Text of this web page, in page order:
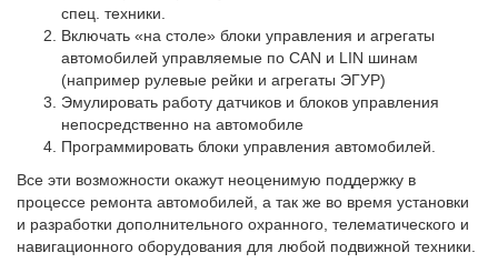
спец. техники.
Включать «на столе» блоки управления и агрегаты
автомобилей управляемые по CAN и LIN шинам
(например рулевые рейки и агрегаты ЭГУР)
Эмулировать работу датчиков и блоков управления
непосредственно на автомобиле
Программировать блоки управления автомобилей.
Все эти возможности окажут неоценимую поддержку в
процессе ремонта автомобилей, а так же во время установки
и разработки дополнительного охранного, телематического и
навигационного оборудования для любой подвижной техники.